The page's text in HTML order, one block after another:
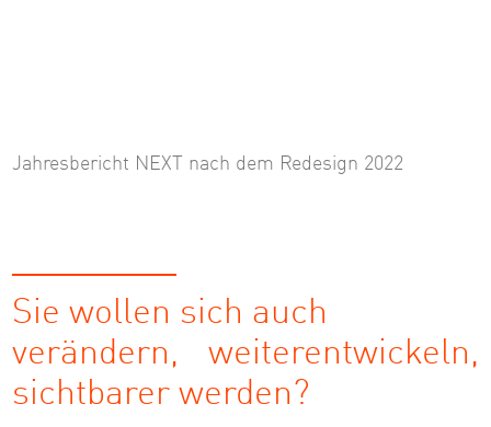
Jahresbericht NEXT nach dem Redesign 2022
Sie wollen sich auch
verändern, weiterentwickeln,
sichtbarer werden?